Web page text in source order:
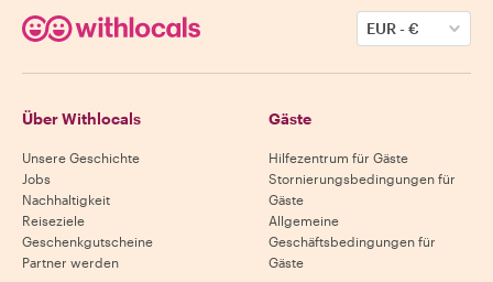
EUR-€
Über Withlocals
Unsere Geschichte
Jobs
Nachhaltigkeit
Reiseziele
Geschenkgutscheine
Partner werden
Gäste
Hilfezentrum für Gäste
Stornierungsbedingungen für
Gäste
Allgemeine
Geschäftsbedingungen für
Gäste